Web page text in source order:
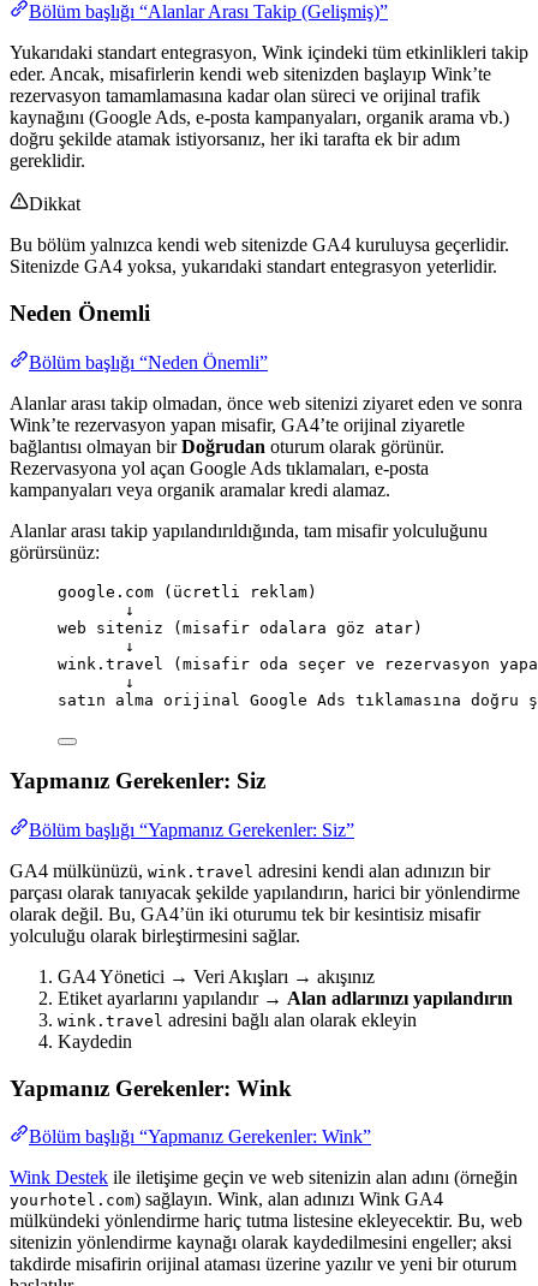
Bölüm başlığı “Alanlar Arası Takip (Gelişmiş)”
Yukarıdaki standart entegrasyon, Wink içindeki tüm etkinlikleri takip
eder. Ancak, misafirlerin kendi web sitenizden başlayıp Wink’te
rezervasyon tamamlamasına kadar olan süreci ve orijinal trafik
kaynağını (Google Ads, e-posta kampanyaları, organik arama vb.)
doğru şekilde atamak istiyorsanız, her iki tarafta ek bir adım
gereklidir.
Dikkat
Bu bölüm yalnızca kendi web sitenizde GA4 kuruluysa geçerlidir.
Sitenizde GA4 yoksa, yukarıdaki standart entegrasyon yeterlidir.
Neden Önemli
Bölüm başlığı “Neden Önemli”
Alanlar arası takip olmadan, önce web sitenizi ziyaret eden ve sonra
Wink’te rezervasyon yapan misafir, GA4’te orijinal ziyaretle
bağlantısı olmayan birDoğrudan oturum olarak görünür.
Rezervasyona yol açan Google Ads tıklamaları, e-posta
kampanyaları veya organik aramalar kredi alamaz.
Alanlar arası takip yapılandırıldığında, tam misafir yolculuğunu
görürsünüz:
google.com (ücretli reklam)
↓
web siteniz (misafir odalara göz atar)
↓
wink.travel (misafir oda seçer ve rezervasyon
↓
satın alma orijinal Google Ads tıklamasına doğru
Yapmanız Gerekenler: Siz
Bölüm başlığı “Yapmanız Gerekenler: Siz”
GA4 mülkünüzü, wink.travel adresini kendi alan adınızın bir
parçası olarak tanıyacak şekilde yapılandırın, harici bir yönlendirme
olarak değil. Bu, GA4’ün iki oturumu tek bir kesintisiz misafir
yolculuğu olarak birleştirmesini sağlar.
GA4 Yönetici → Veri Akışları → akışınız
Etiket ayarlarını yapılandır → Alan adlarınızı yapılandırın
wink.travel adresini bağlı alan olarak ekleyin
Kaydedin
Yapmanız Gerekenler: Wink
Bölüm başlığı “Yapmanız Gerekenler: Wink”
Wink Destek ile iletişime geçin ve web sitenizin alan adını (örneğin
yourhotel.com) sağlayın. Wink, alan adınızı Wink GA4
mülkündeki yönlendirme hariç tutma listesine ekleyecektir. Bu, web
sitenizin yönlendirme kaynağı olarak kaydedilmesini engeller; aksi
takdirde misafirin orijinal ataması üzerine yazılır ve yeni bir oturum